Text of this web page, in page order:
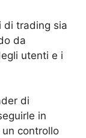
di trading sia
da
utenti e i
di
in
controllo